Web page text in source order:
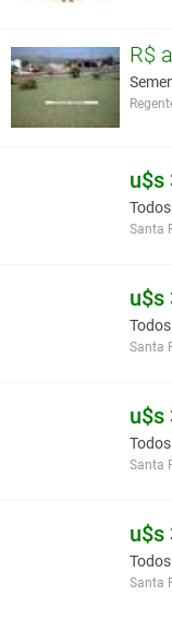
R$
u$s
Santa
u$s
Santa
u$s
Santa
u$s
Santa